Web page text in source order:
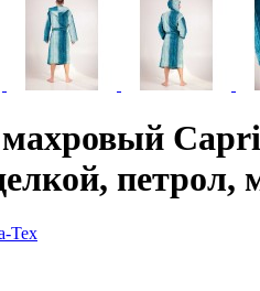
махровый
петрол,
Tex